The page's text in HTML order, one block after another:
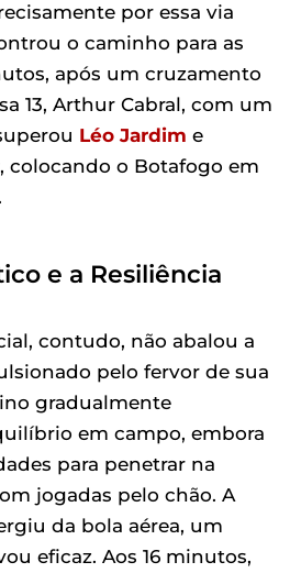
por essa via
o caminho para as
após um cruzamento
13, Arthur Cabral, com um
Léo Jardim e
colocando o Botafogo em
e a Resiliência
contudo, não abalou a
pelo fervor de sua
gradualmente
em campo, embora
para penetrar na
jogadas pelo chão. A
da bola aérea, um
eficaz. Aos 16 minutos,